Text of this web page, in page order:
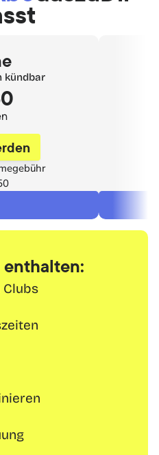
kündbar
enthalten:
Clubs